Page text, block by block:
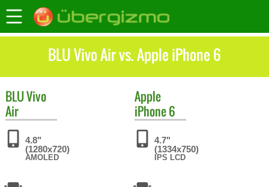
BLU Vivo Air vs. Apple iPhone 6
BLUVivo
Air
4.8"
(1280x720)
AMOLED
Apple
iPhone 6
4.7"
(1334x750)
IPS LCD